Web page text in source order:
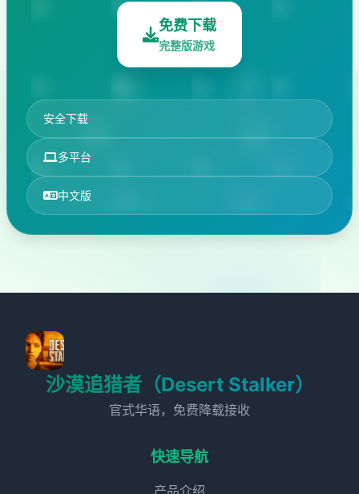
免费下载
完整版游戏
安全下载
多平台
中文版
沙漠追猎者（Desert Stalker）
官式华语，免费降载接收
快速导航